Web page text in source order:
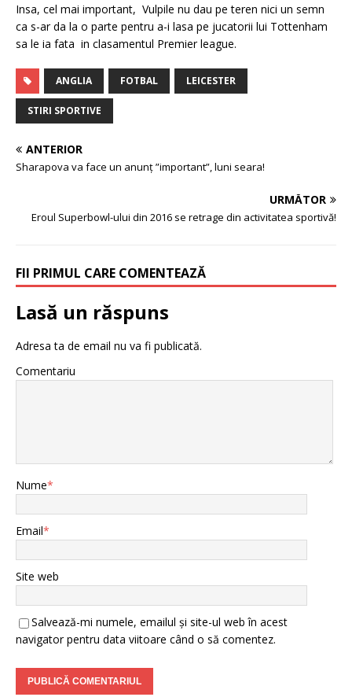
Insa, cel mai important, Vulpile nu dau pe teren nici un semn
ca s-ar da la o parte pentru a-i lasa pe jucatorii lui Tottenham
sa le ia fata in clasamentul Premier league.
ANGLIA FOTBAL LEICESTER
STIRI SPORTIVE
ANTERIOR
Sharapova va face un anunț ”important”, luni seara!
URMĂTOR
Eroul Superbowl-ului din 2016 se retrage din activitatea sportivă!
FII PRIMUL CARE COMENTEAZĂ
Lasă un răspuns
Adresa ta de email nu va fi publicată.
Comentariu
Nume*
Email*
Site web
Salvează-mi numele, emailul și site-ul web în acest
navigator pentru data viitoare când o să comentez.